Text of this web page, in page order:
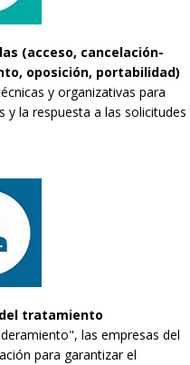
(acceso, cancelación-
oposición, portabilidad)
y organizativas para
la respuesta a las solicitudes
tratamiento
las empresas del
para garantizar el